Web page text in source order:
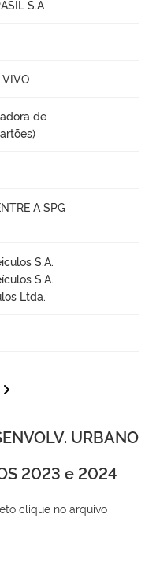
S.A
de
A SPG
S.A.
S.A.
Ltda.
URBANO
2023 e 2024
clique no arquivo